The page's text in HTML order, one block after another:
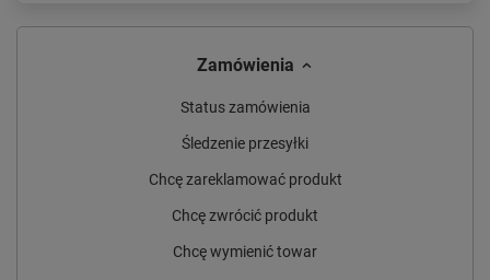
Zamówienia
Status zamówienia
Śledzenie przesyłki
Chcę zareklamować produkt
Chcę zwrócić produkt
Chcę wymienić towar